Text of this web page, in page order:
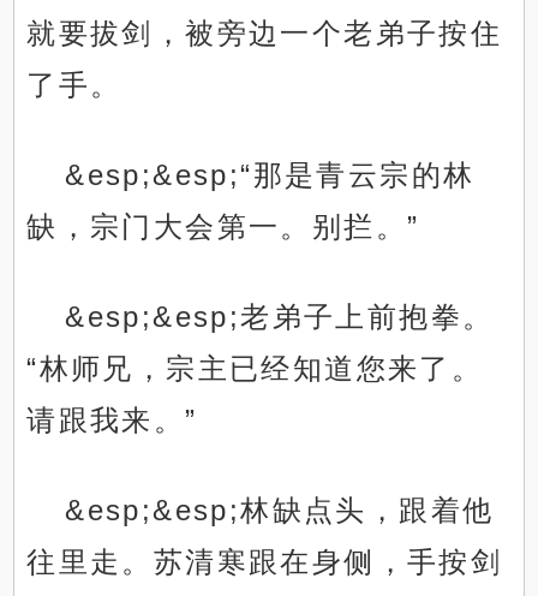
就要拔剑，被旁边一个老弟子按住
了手。
&esp;&esp;“那是青云宗的林
缺，宗门大会第一。别拦。”
&esp;&esp;老弟子上前抱拳。
“林师兄，宗主已经知道您来了。
请跟我来。”
&esp;&esp;林缺点头，跟着他
往里走。苏清寒跟在身侧，手按剑